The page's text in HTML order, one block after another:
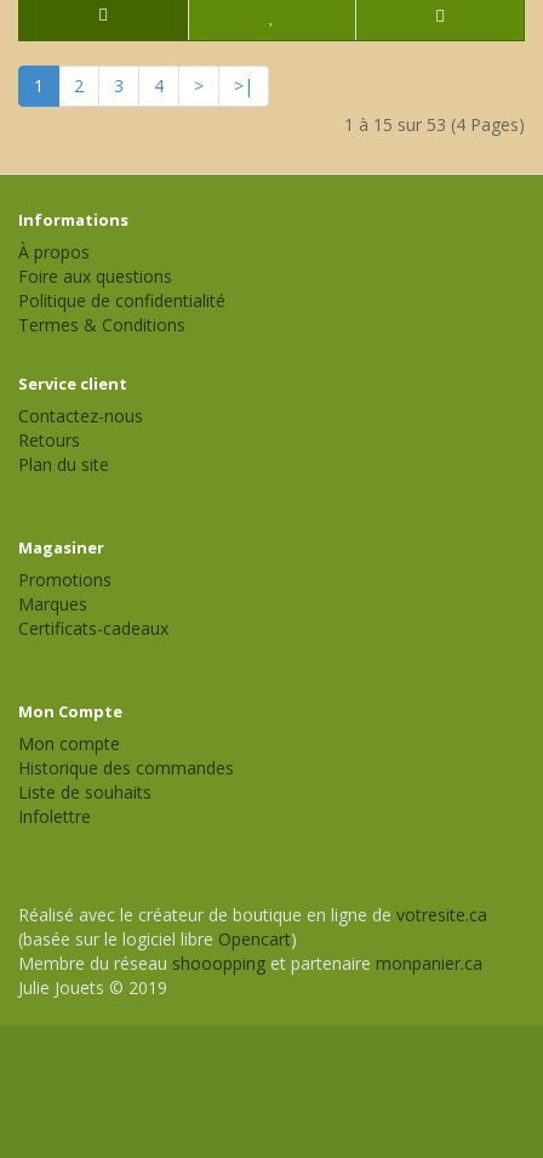
1 2 3 4 >
>|
1 à 15 sur 53 (4 Pages)
Informations
À propos
Foire aux questions
Politique de confidentialité
Termes & Conditions
Service client
Contactez-nous
Retours
Plan du site
Magasiner
Promotions
Marques
Certificats-cadeaux
Mon Compte
Mon compte
Historique des commandes
Liste de souhaits
Infolettre
Réalisé avec le créateur de boutique en ligne de votresite.ca
(basée sur le logiciel libre Opencart)
Membre du réseau shooopping et partenaire monpanier.ca
Julie Jouets © 2019